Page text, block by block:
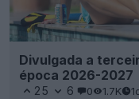
Divulgada a
época 2026-2027
25 6 0 1.7K